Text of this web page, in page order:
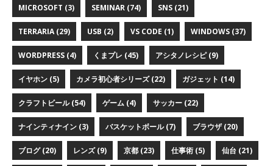
MICROSOFT (3) SEMINAR (74) SNS (21)
TERRARIA (29) USB (2) VS CODE (1) WINDOWS (37)
WORDPRESS (4) くまプレ (45) アシタノレシピ (9)
イヤホン (5) カメラ初心者シリーズ (22) ガジェット (14)
クラフトビール (54) ゲーム (4) サッカー (22)
ナインティナイン (3) バスケットボール (7) ブラウザ (20)
ブログ (20) レンズ (9) 京都 (23) 仕事術 (5) 仙台 (21)